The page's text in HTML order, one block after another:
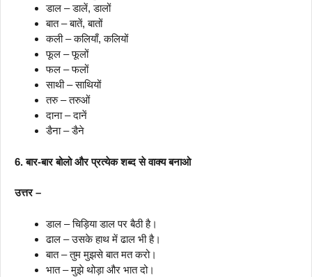
डाल – डालें, डालों
बात – बातें, बातों
कली – कलियाँ, कलियों
फूल – फूलों
फल – फलों
साथी – साथियों
तरु – तरुओं
दाना – दानें
डैना – डैने
6. बार-बार बोलो और प्रत्येक शब्द से वाक्य बनाओ
उत्तर –
डाल – चिड़िया डाल पर बैठी है।
ढाल – उसके हाथ में ढाल भी है।
बात – तुम मुझसे बात मत करो।
भात – मुझे थोड़ा और भात दो।